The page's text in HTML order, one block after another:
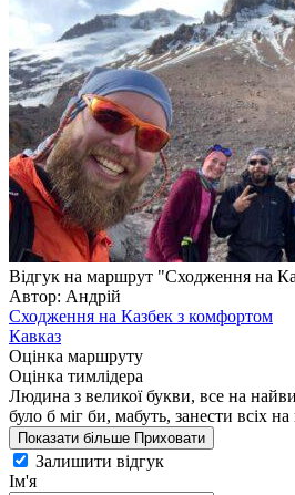
Відгук на маршрут "Сходження на
Автор: Андрій
Сходження на Казбек з комфортом
Кавказ
Оцінка маршруту
Оцінка тимлідера
Людина з великої букви, все на
було б міг би, мабуть, занести всіх на
Показати більше Приховати
Залишити відгук
Ім'я